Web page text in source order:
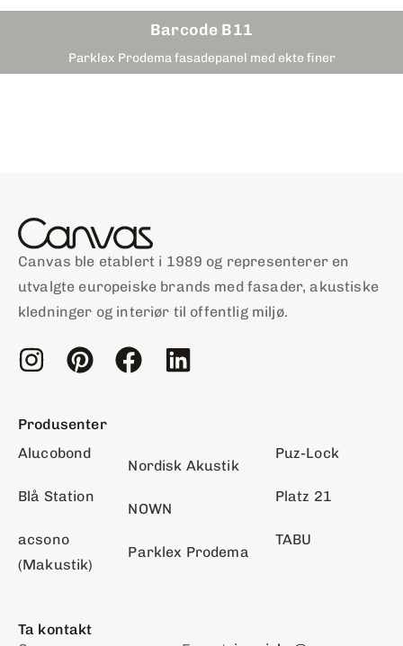
Barcode B11
Parklex Prodema fasadepanel med ekte finer
Canvas ble etablert i 1989 og representerer en
utvalgte europeiske brands med fasader, akustiske
kledninger og interiør til offentlig miljø.
Produsenter
Alucobond
Blå Station
acsono
(Makustik)
Nordisk Akustik
NOWN
Parklex Prodema
Puz-Lock
Platz 21
TABU
Ta kontakt